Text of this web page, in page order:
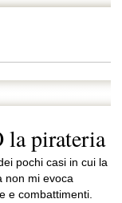
la pirateria
pochi casi in cui la
non mi evoca
e combattimenti.